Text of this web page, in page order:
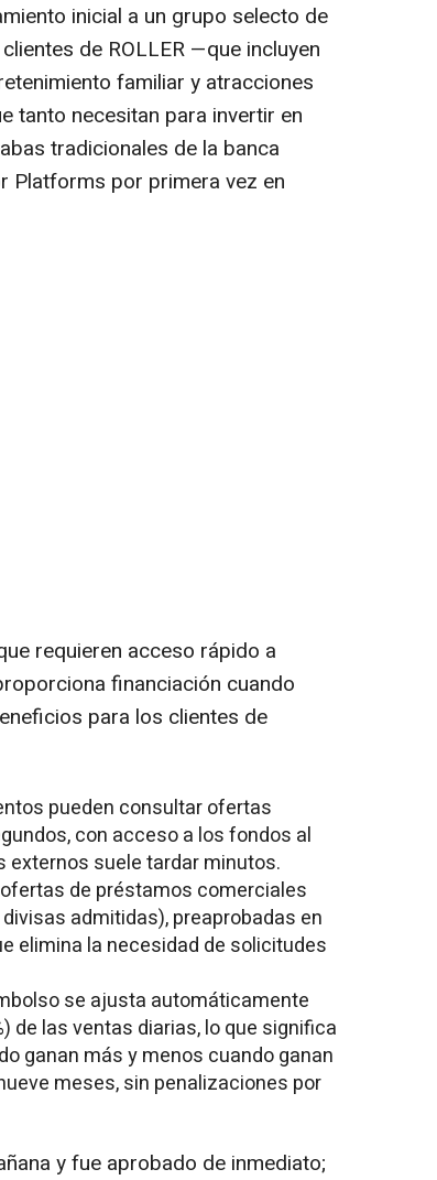
inicial a un grupo selecto de
de ROLLER —que incluyen
familiar y atracciones
tanto necesitan para invertir en
tradicionales de la banca
Platforms por primera vez en
requieren acceso rápido a
financiación cuando
para los clientes de
pueden consultar ofertas
con acceso a los fondos al
externos suele tardar minutos.
de préstamos comerciales
admitidas), preaprobadas en
elimina la necesidad de solicitudes
se ajusta automáticamente
de las ventas diarias, lo que significa
ganan más y menos cuando ganan
meses, sin penalizaciones por
y fue aprobado de inmediato;